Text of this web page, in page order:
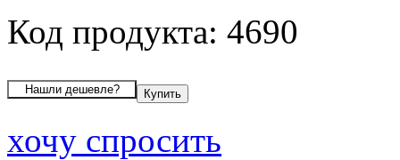
Код продукта: 4690
хочу спросить